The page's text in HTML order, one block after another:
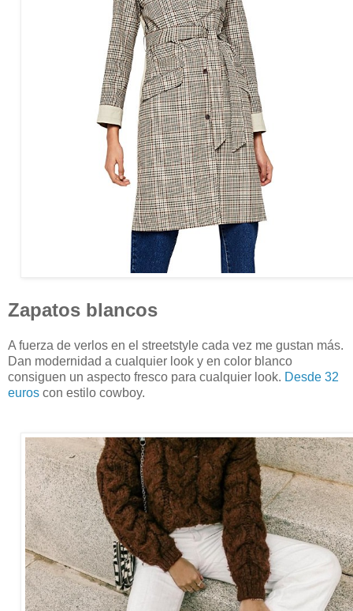
Zapatos blancos
A fuerza de verlos en el streetstyle cada vez me gustan más.
Dan modernidad a cualquier look y en color blanco
consiguen un aspecto fresco para cualquier look. Desde 32
euros con estilo cowboy.